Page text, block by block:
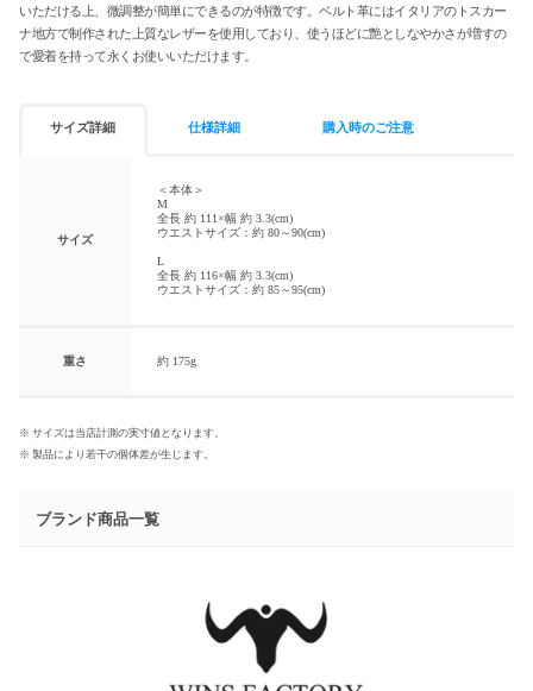
いただける上、微調整が簡単にできるのが特徴です。ベルト革にはイタリアのトスカー
ナ地方で制作された上質なレザーを使用しており、使うほどに艶としなやかさが増すの
で愛着を持って永くお使いいただけます。
サイズ詳細 仕様詳細 購入時のご注意
サイズ
＜本体＞
M
全長 約 111×幅 約 3.3(cm)
ウエストサイズ：約 80～90(cm)
L
全長 約 116×幅 約 3.3(cm)
ウエストサイズ：約 85～95(cm)
重さ 約 175g
※ サイズは当店計測の実寸値となります。
※ 製品により若干の個体差が生じます。
ブランド商品一覧